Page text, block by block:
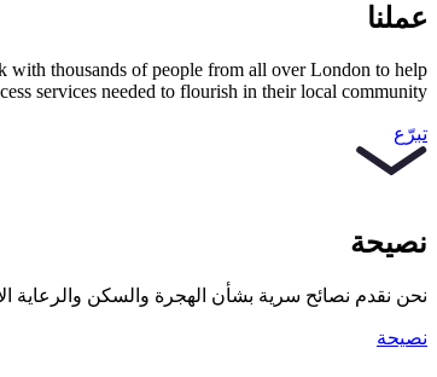
عملنا
with thousands of people from all over London to help
services needed to flourish in their local community.
تبرّع
نصيحة
نحن نقدم نصائح سرية بشأن الهجرة والسكن والرعاية
نصيحة